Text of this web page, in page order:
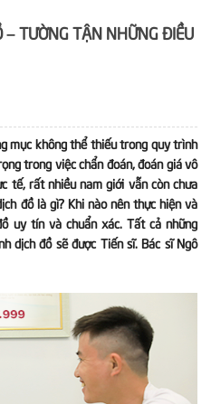
– TƯỜNG TẬN NHỮNG ĐIỀU
mục không thể thiếu trong quy trình
trong việc chẩn đoán, đoán giá vô
tế, rất nhiều nam giới vẫn còn chưa
đồ là gì? Khi nào nên thực hiện và
uy tín và chuẩn xác. Tất cả những
dịch đồ sẽ được Tiến sĩ. Bác sĩ Ngô